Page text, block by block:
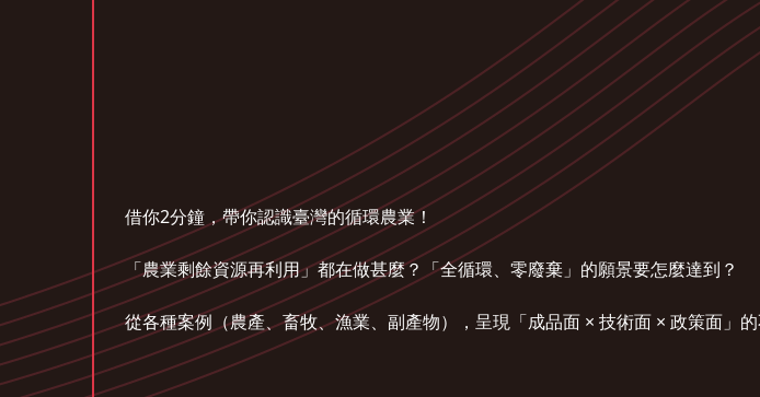
借你2分鐘，帶你認識臺灣的循環農業！
「農業剩餘資源再利用」都在做甚麼？「全循環、零廢棄」的願景要怎麼達到？
從各種案例（農產、畜牧、漁業、副產物），呈現「成品面 × 技術面 × 政策面」